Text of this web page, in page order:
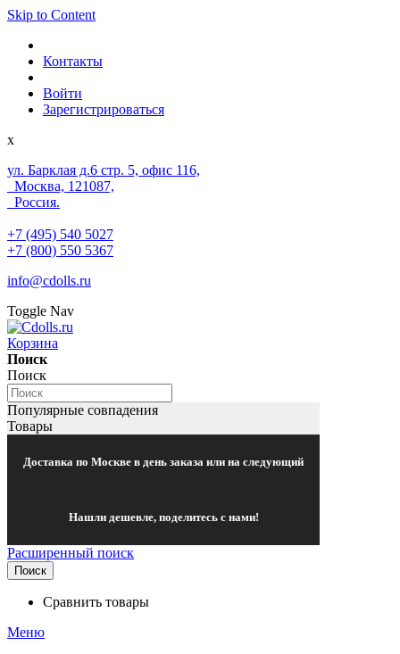
Skip to Content
Контакты
Войти
Зарегистрироваться
x
ул. Барклая д.6 стр. 5, офис 116,
Москва, 121087,
Россия.
+7 (495) 540 5027
+7 (800) 550 5367
info@cdolls.ru
Toggle Nav
Корзина
Поиск
Поиск
Популярные совпадения
Товары
Доставка по Москве в день заказа или на следующий
Нашли дешевле, поделитесь с нами!
Расширенный поиск
Поиск
Сравнить товары
Меню